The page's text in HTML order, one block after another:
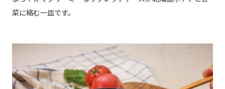
菜に絡む一皿です。